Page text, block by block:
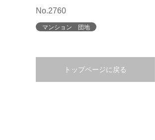
No.2760
マンション 団地
トップページに戻る